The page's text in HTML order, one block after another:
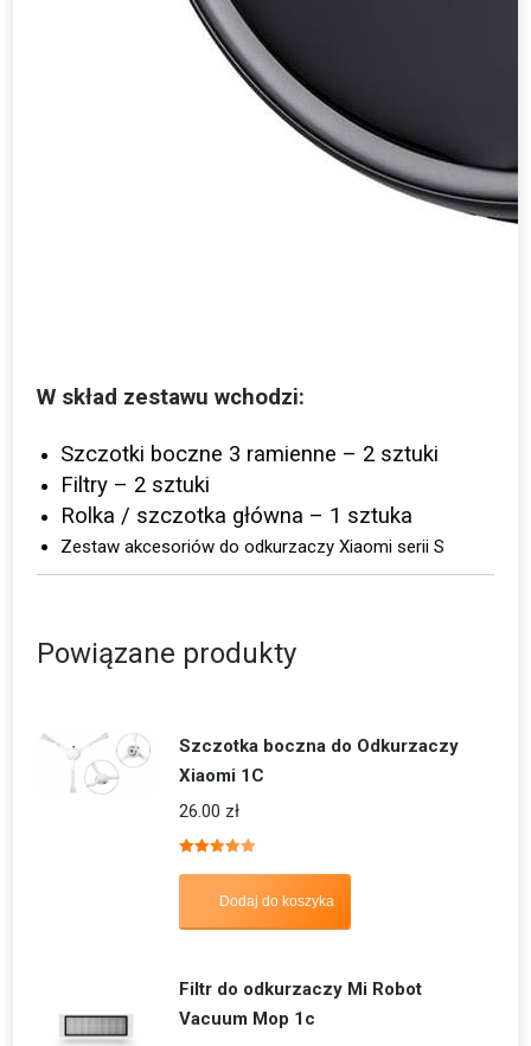
W skład zestawu wchodzi:
Szczotki boczne 3 ramienne – 2 sztuki
Filtry – 2 sztuki
Rolka / szczotka główna – 1 sztuka
Zestaw akcesoriów do odkurzaczy Xiaomi serii S
Powiązane produkty
Szczotka boczna do Odkurzaczy
Xiaomi 1C
26.00 zł
5.00
Dodaj do koszyka
Filtr do odkurzaczy Mi Robot
Vacuum Mop 1c